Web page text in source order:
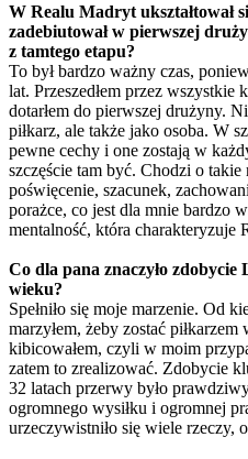
W Realu Madryt ukształtował
zadebiutował w pierwszej
z tamtego etapu?
To był bardzo ważny czas,
lat. Przeszedłem przez
dotarłem do pierwszej drużyny.
piłkarz, ale także jako osoba. W
pewne cechy i one zostają w
szczęście tam być. Chodzi o
poświęcenie, szacunek,
porażce, co jest dla mnie bardzo
mentalność, która charakteryzuje
Co dla pana znaczyło
wieku?
Spełniło się moje marzenie. Od
marzyłem, żeby zostać
kibicowałem, czyli w moim
zatem to zrealizować. Zdobycie
32 latach przerwy było
ogromnego wysiłku i ogromnej
urzeczywistniło się wiele rzeczy,